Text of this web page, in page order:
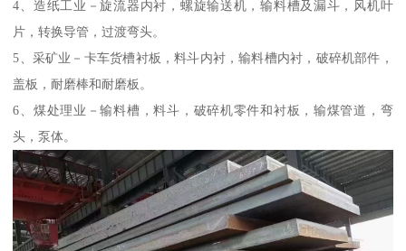
4、造纸工业－旋流器内衬，螺旋输送机，输料槽及漏斗，风机叶
片，转换导管，过渡弯头。
5、采矿业－卡车货槽衬板，料斗内衬，输料槽内衬，破碎机部件，
盖板，耐磨棒和耐磨板。
6、煤处理业－输料槽，料斗，破碎机零件和衬板，输煤管道，弯
头，泵体。